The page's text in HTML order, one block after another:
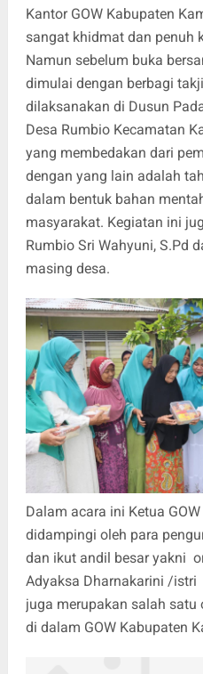
Kantor GOW Kabupaten
sangat khidmat dan penuh
Namun sebelum buka
dimulai dengan berbagi
dilaksanakan di Dusun
Desa Rumbio Kecamatan
yang membedakan dari
dengan yang lain adalah
dalam bentuk bahan
masyarakat. Kegiatan ini
Rumbio Sri Wahyuni, S.Pd
masing desa.
Dalam acara ini Ketua
didampingi oleh para
dan ikut andil besar yakni
Adyaksa Dharnakarini /
juga merupakan salah
di dalam GOW Kabupaten